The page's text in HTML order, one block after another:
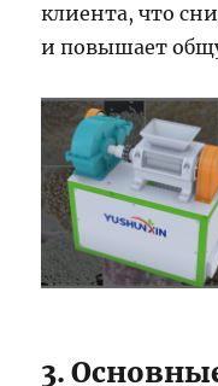
клиента, что
и повышает
3.